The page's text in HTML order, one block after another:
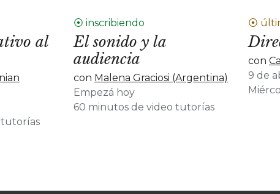
al
tutorías
⦿ inscribiendo
El sonido y la
audiencia
con Malena Graciosi (Argentina)
Empezá hoy
60 minutos de video tutorías
⦿
con
9 de